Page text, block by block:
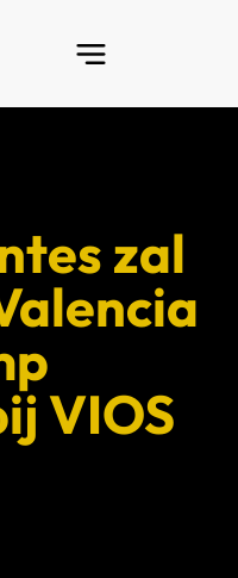
zal
VIOS